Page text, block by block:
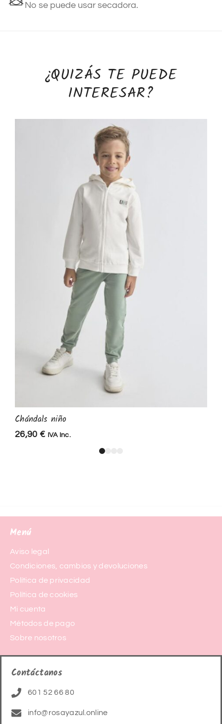
No se puede usar secadora.
¿QUIZÁS TE PUEDE
INTERESAR?
Chándals niño
26,90 € IVA Inc.
Menú
Aviso legal
Condiciones, cambios y devoluciones
Política de privacidad
Política de cookies
Mi cuenta
Métodos de pago
Sobre nosotros
Contáctanos
601 52 66 80
info@rosayazul.online